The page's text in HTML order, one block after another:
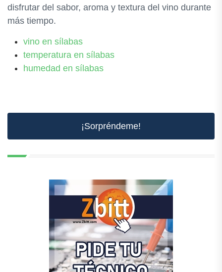
disfrutar del sabor, aroma y textura del vino durante
más tiempo.
vino en sílabas
temperatura en sílabas
humedad en sílabas
¡Sorpréndeme!